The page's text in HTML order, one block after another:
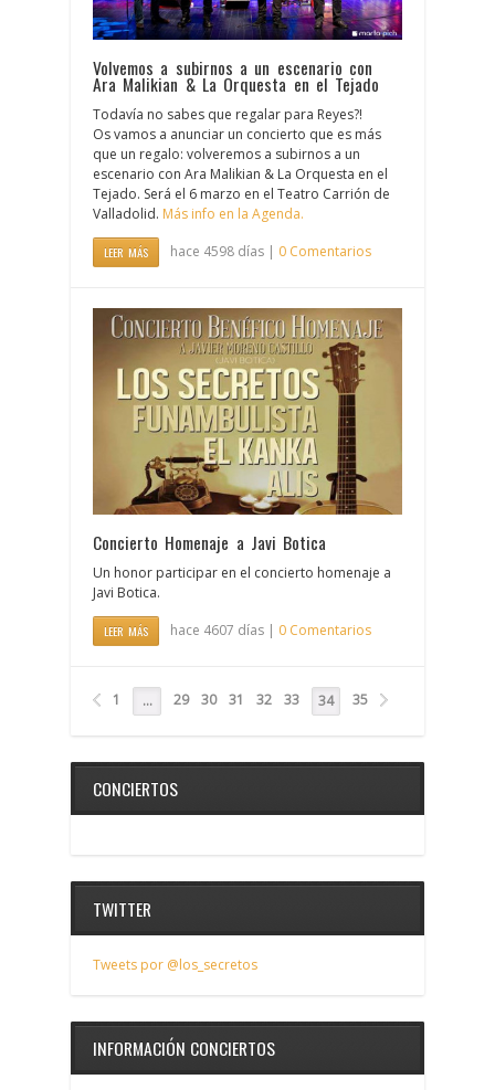
Volvemos a subirnos a un escenario con
Ara Malikian & La Orquesta en el Tejado
Todavía no sabes que regalar para Reyes?!
Os vamos a anunciar un concierto que es más
que un regalo: volveremos a subirnos a un
escenario con Ara Malikian & La Orquesta en el
Tejado. Será el 6 marzo en el Teatro Carrión de
Valladolid. Más info en la Agenda.
LEER MÁS hace 4598 días | 0 Comentarios
Concierto Homenaje a Javi Botica
Un honor participar en el concierto homenaje a
Javi Botica.
LEER MÁS hace 4607 días | 0 Comentarios
1 … 29 30 31 32 33 34 35
CONCIERTOS
TWITTER
Tweets por @los_secretos
INFORMACIÓN CONCIERTOS